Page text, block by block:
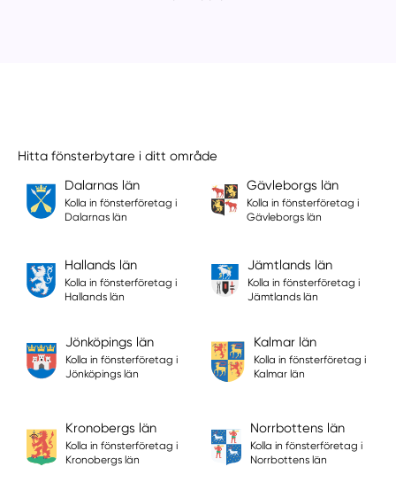
Hitta fönsterbytare i ditt område
Dalarnas län
Kolla in fönsterföretag i
Dalarnas län
Gävleborgs län
Kolla in fönsterföretag i
Gävleborgs län
Hallands län
Kolla in fönsterföretag i
Hallands län
Jämtlands län
Kolla in fönsterföretag i
Jämtlands län
Jönköpings län
Kolla in fönsterföretag i
Jönköpings län
Kalmar län
Kolla in fönsterföretag i
Kalmar län
Kronobergs län
Kolla in fönsterföretag i
Kronobergs län
Norrbottens län
Kolla in fönsterföretag i
Norrbottens län